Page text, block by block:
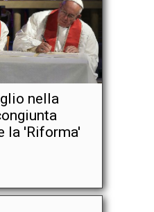
nella
la 'Riforma'